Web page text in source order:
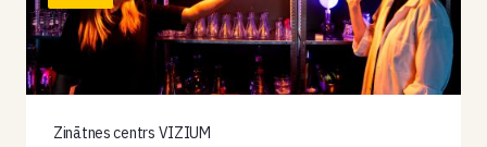
Zinātnes centrs VIZIUM